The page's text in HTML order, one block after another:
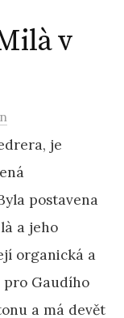
v
je
postavena
a jeho
organická a
Gaudího
a má devět